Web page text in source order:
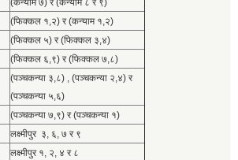
(कन्याम ७) र (कन्याम ८ र ९)
(फिक्कल १,२) र (कन्याम १,२)
(फिक्कल ५) र (फिक्कल ३,४)
(फिक्कल ६,९) र (फिक्कल ७,८)
(पञ्चकन्या ३,८) , (पञ्चकन्या २,४) र
(पञ्चकन्या ५,६)
(पञ्चकन्या ७,९) र (पञ्चकन्या १)
लक्ष्मीपुर ३, ६, ७ र ९
लक्ष्मीपुर १, २, ४ र ८